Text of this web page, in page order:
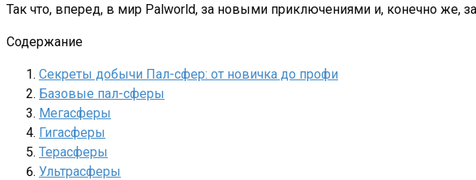
Так что, вперед, в мир Palworld, за новыми приключениями и, конечно же,
Содержание
Секреты добычи Пал-сфер: от новичка до профи
Базовые пал-сферы
Мегасферы
Гигасферы
Терасферы
Ультрасферы